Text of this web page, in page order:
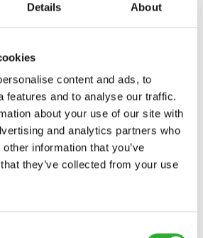
Details About
content and ads, to
features and to analyse our traffic.
about your use of our site with
and analytics partners who
information that you’ve
they’ve collected from your use